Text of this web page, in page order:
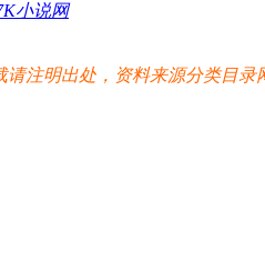
小说网
注明出处，资料来源分类目录